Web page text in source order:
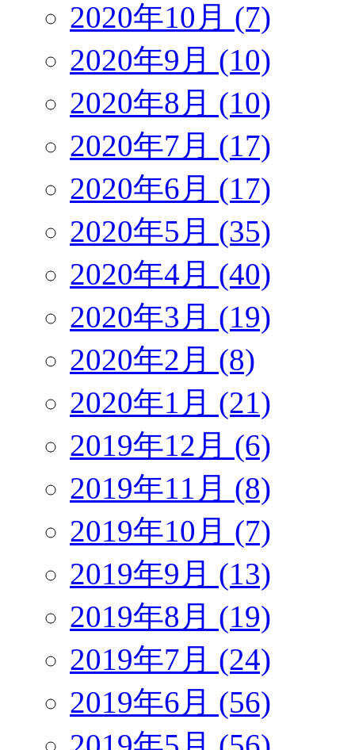
2020年10月 (7)
2020年9月 (10)
2020年8月 (10)
2020年7月 (17)
2020年6月 (17)
2020年5月 (35)
2020年4月 (40)
2020年3月 (19)
2020年2月 (8)
2020年1月 (21)
2019年12月 (6)
2019年11月 (8)
2019年10月 (7)
2019年9月 (13)
2019年8月 (19)
2019年7月 (24)
2019年6月 (56)